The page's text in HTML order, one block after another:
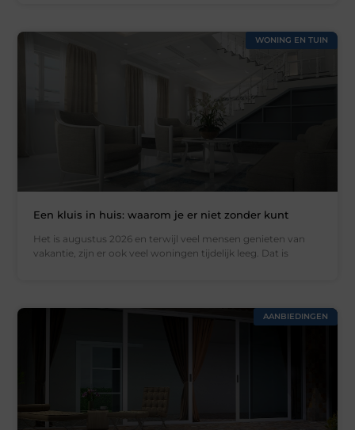
WONING EN TUIN
Een kluis in huis: waarom je er niet zonder kunt
Het is augustus 2026 en terwijl veel mensen genieten van
vakantie, zijn er ook veel woningen tijdelijk leeg. Dat is
AANBIEDINGEN